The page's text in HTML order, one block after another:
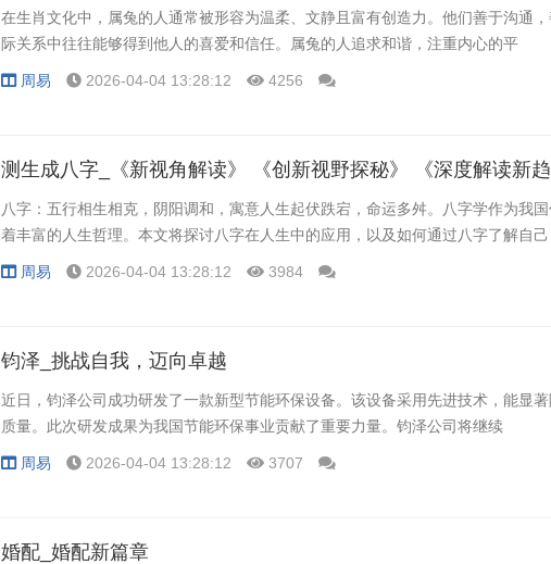
在生肖文化中，属兔的人通常被形容为温柔、文静且富有创造力。他们善于沟通
际关系中往往能够得到他人的喜爱和信任。属兔的人追求和谐，注重内心的平
周易 2026-04-04 13:28:12 4256
测生成八字_《新视角解读》 《创新视野探秘》 《深度解读新趋
八字：五行相生相克，阴阳调和，寓意人生起伏跌宕，命运多舛。八字学作为我
着丰富的人生哲理。本文将探讨八字在人生中的应用，以及如何通过八字了解自己
周易 2026-04-04 13:28:12 3984
钧泽_挑战自我，迈向卓越
近日，钧泽公司成功研发了一款新型节能环保设备。该设备采用先进技术，能显
质量。此次研发成果为我国节能环保事业贡献了重要力量。钧泽公司将继续
周易 2026-04-04 13:28:12 3707
婚配_婚配新篇章